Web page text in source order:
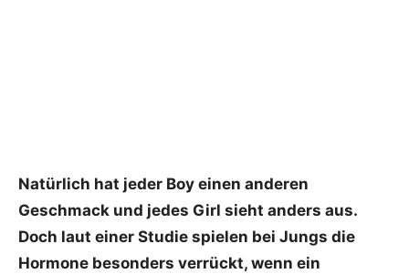
Natürlich hat jeder Boy einen anderen
Geschmack und jedes Girl sieht anders aus.
Doch laut einer Studie spielen bei Jungs die
Hormone besonders verrückt, wenn ein